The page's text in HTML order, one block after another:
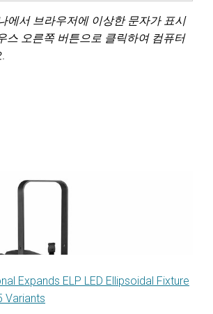
에서 브라우저에 이상한 문자가 표시
스 오른쪽 버튼으로 클릭하여 컴퓨터
Expands ELP LED Ellipsoidal Fixture
Variants